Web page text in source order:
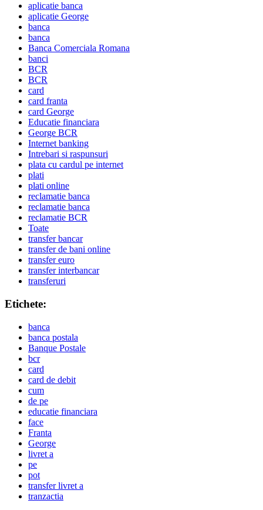
aplicatie banca
aplicatie George
banca
banca
Banca Comerciala Romana
banci
BCR
BCR
card
card franta
card George
Educatie financiara
George BCR
Internet banking
Intrebari si raspunsuri
plata cu cardul pe internet
plati
plati online
reclamatie banca
reclamatie banca
reclamatie BCR
Toate
transfer bancar
transfer de bani online
transfer euro
transfer interbancar
transferuri
Etichete:
banca
banca postala
Banque Postale
bcr
card
card de debit
cum
de pe
educatie financiara
face
Franta
George
livret a
pe
pot
transfer livret a
tranzactia